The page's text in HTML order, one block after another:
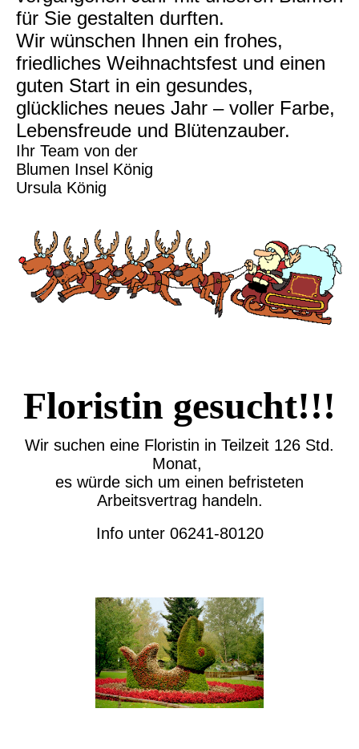
für Sie gestalten durften.
Wir wünschen Ihnen ein frohes,
friedliches Weihnachtsfest und einen
guten Start in ein gesundes,
glückliches neues Jahr – voller Farbe,
Lebensfreude und Blütenzauber.
Ihr Team von der
Blumen Insel König
Ursula König
Floristin gesucht!!!
Wir suchen eine Floristin in Teilzeit 126 Std.
Monat,
es würde sich um einen befristeten
Arbeitsvertrag handeln.
Info unter 06241-80120